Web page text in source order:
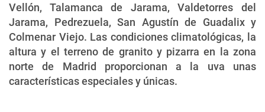
Vellón, Talamanca de Jarama, Valdetorres del
Jarama, Pedrezuela, San Agustín de Guadalix y
Colmenar Viejo. Las condiciones climatológicas, la
altura y el terreno de granito y pizarra en la zona
norte de Madrid proporcionan a la uva unas
características especiales y únicas.